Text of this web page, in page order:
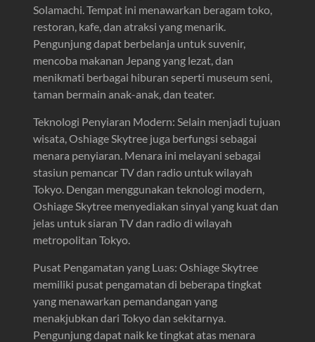
Solamachi. Tempat ini menawarkan beragam toko,
restoran, kafe, dan atraksi yang menarik.
Pengunjung dapat berbelanja untuk suvenir,
mencoba makanan Jepang yang lezat, dan
menikmati berbagai hiburan seperti museum seni,
taman bermain anak-anak, dan teater.
Teknologi Penyiaran Modern: Selain menjadi tujuan
wisata, Oshiage Skytree juga berfungsi sebagai
menara penyiaran. Menara ini melayani sebagai
stasiun pemancar TV dan radio untuk wilayah
Tokyo. Dengan menggunakan teknologi modern,
Oshiage Skytree menyediakan sinyal yang kuat dan
jelas untuk siaran TV dan radio di wilayah
metropolitan Tokyo.
Pusat Pengamatan yang Luas: Oshiage Skytree
memiliki pusat pengamatan di beberapa tingkat
yang menawarkan pemandangan yang
menakjubkan dari Tokyo dan sekitarnya.
Pengunjung dapat naik ke tingkat atas menara